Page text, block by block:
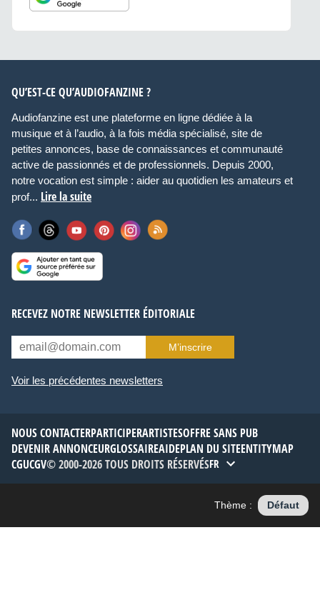
QU’EST-CE QU’AUDIOFANZINE ?
Audiofanzine est une plateforme en ligne dédiée à la
musique et à l’audio, à la fois média spécialisé, site de
petites annonces, base de connaissances et communauté
active de passionnés et de professionnels. Depuis 2000,
notre vocation est simple : aider au quotidien les amateurs et
prof... Lire la suite
RECEVEZ NOTRE NEWSLETTER ÉDITORIALE
M’inscrire
Voir les précédentes newsletters
NOUS CONTACTERPARTICIPERARTISTESOFFRE SANS PUB
DEVENIR ANNONCEURGLOSSAIREAIDEPLAN DU SITEENTITYMAP
CGUCGV© 2000-2026 TOUS DROITS RÉSERVÉSFR
Thème : Défaut